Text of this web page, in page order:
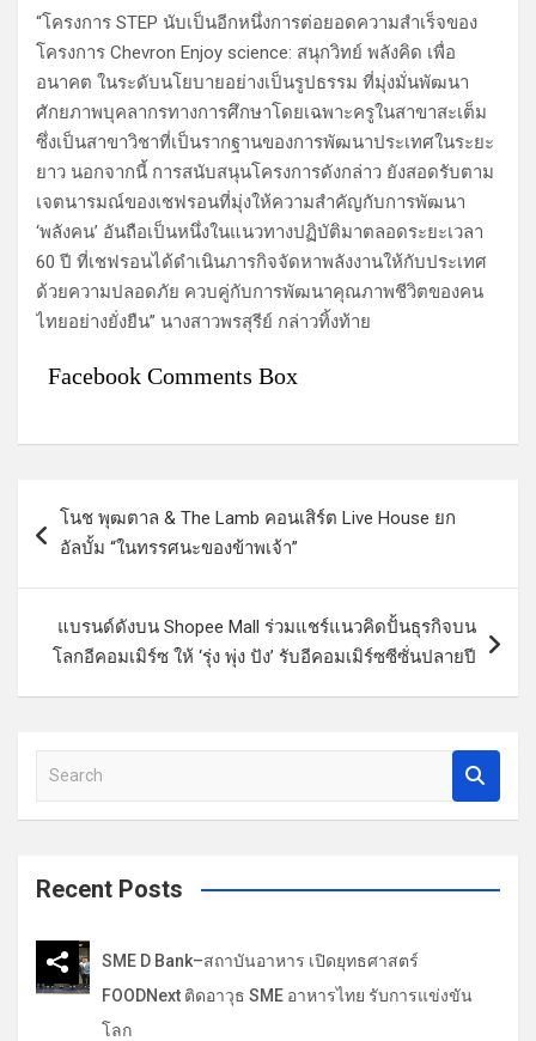
“โครงการ STEP นับเป็นอีกหนึ่งการต่อยอดความสำเร็จของ
โครงการ Chevron Enjoy science: สนุกวิทย์ พลังคิด เพื่อ
อนาคต ในระดับนโยบายอย่างเป็นรูปธรรม ที่มุ่งมั่นพัฒนา
ศักยภาพบุคลากรทางการศึกษาโดยเฉพาะครูในสาขาสะเต็ม
ซึ่งเป็นสาขาวิชาที่เป็นรากฐานของการพัฒนาประเทศในระยะ
ยาว นอกจากนี้ การสนับสนุนโครงการดังกล่าว ยังสอดรับตาม
เจตนารมณ์ของเชฟรอนที่มุ่งให้ความสำคัญกับการพัฒนา
‘พลังคน’ อันถือเป็นหนึ่งในแนวทางปฏิบัติมาตลอดระยะเวลา
60 ปี ที่เชฟรอนได้ดำเนินภารกิจจัดหาพลังงานให้กับประเทศ
ด้วยความปลอดภัย ควบคู่กับการพัฒนาคุณภาพชีวิตของคน
ไทยอย่างยั่งยืน” นางสาวพรสุรีย์ กล่าวทิ้งท้าย
Facebook Comments Box
น
ว
โนช พุฒตาล & The Lamb คอนเสิร์ต Live House ยก
อัลบั้ม “ในทรรศนะของข้าพเจ้า”
แบรนด์ดังบน Shopee Mall ร่วมแชร์แนวคิดปั้นธุรกิจบน
โลกอีคอมเมิร์ซ ให้ ‘รุ่ง พุ่ง ปัง’ รับอีคอมเมิร์ซซีซั่นปลายปี
a
c
Recent Posts
SME D Bank–สถาบันอาหาร เปิดยุทธศาสตร์
FOODNext ติดอาวุธ SME อาหารไทย รับการแข่งขัน
โลก